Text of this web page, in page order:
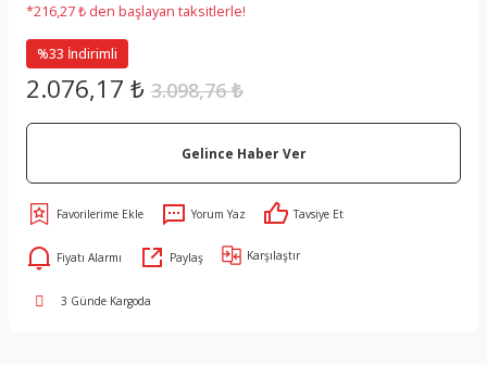
*216,27 ₺ den başlayan taksitlerle!
%33 İndirimli
2.076,17 ₺ 3.098,76 ₺
Gelince Haber Ver
Yorum Yaz Tavsiye Et
Fiyatı Alarmı Paylaş Karşılaştır
3 Günde Kargoda